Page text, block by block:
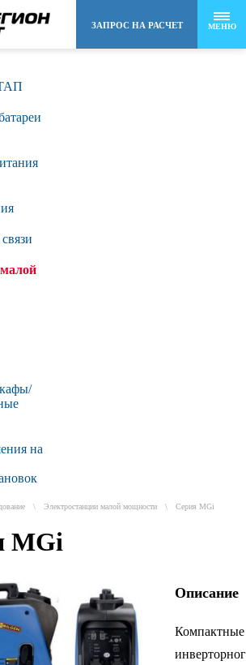
МЕНЮ
ЗАПРОС НА РАСЧЕТ
48-22
на
\ Электростанции малой мощности \ Серия MGi
MGi
Описание
Компактные